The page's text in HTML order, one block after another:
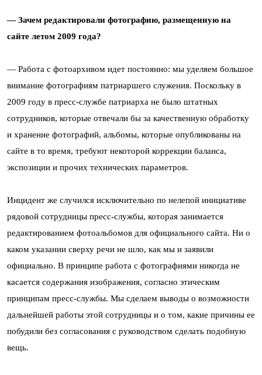
— Зачем редактировали фотографию, размещенную на
сайте летом 2009 года?
— Работа с фотоархивом идет постоянно: мы уделяем большое
внимание фотографиям патриаршего служения. Поскольку в
2009 году в пресс-службе патриарха не было штатных
сотрудников, которые отвечали бы за качественную обработку
и хранение фотографий, альбомы, которые опубликованы на
сайте в то время, требуют некоторой коррекции баланса,
экспозиции и прочих технических параметров.
Инцидент же случился исключительно по нелепой инициативе
рядовой сотрудницы пресс-службы, которая занимается
редактированием фотоальбомов для официального сайта. Ни о
каком указании сверху речи не шло, как мы и заявили
официально. В принципе работа с фотографиями никогда не
касается содержания изображения, согласно этическим
принципам пресс-службы. Мы сделаем выводы о возможности
дальнейшей работы этой сотрудницы и о том, какие причины ее
побудили без согласования с руководством сделать подобную
вещь.